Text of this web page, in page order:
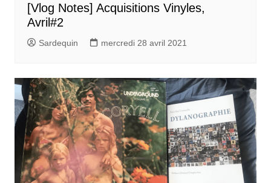
[Vlog Notes] Acquisitions Vinyles,
Avril#2
Sardequin mercredi 28 avril 2021